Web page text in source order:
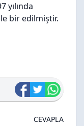
yılında
bir edilmiştir.
CEVAPLA